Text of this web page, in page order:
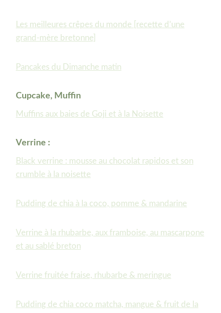
Les meilleures crêpes du monde [recette d’une
grand-mère bretonne]
Pancakes du Dimanche matin
Cupcake, Muffin
Muffins aux baies de Goji et à la Noisette
Verrine :
Black verrine : mousse au chocolat rapidos et son
crumble à la noisette
Pudding de chia à la coco, pomme & mandarine
Verrine à la rhubarbe, aux framboise, au mascarpone
et au sablé breton
Verrine fruitée fraise, rhubarbe & meringue
Pudding de chia coco matcha, mangue & fruit de la